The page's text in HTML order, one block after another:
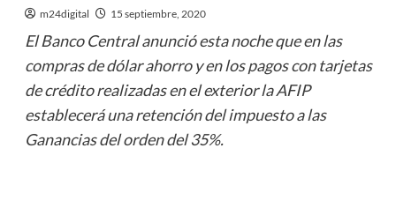
m24digital 15 septiembre, 2020
El Banco Central anunció esta noche que en las
compras de dólar ahorro y en los pagos con tarjetas
de crédito realizadas en el exterior la AFIP
establecerá una retención del impuesto a las
Ganancias del orden del 35%.